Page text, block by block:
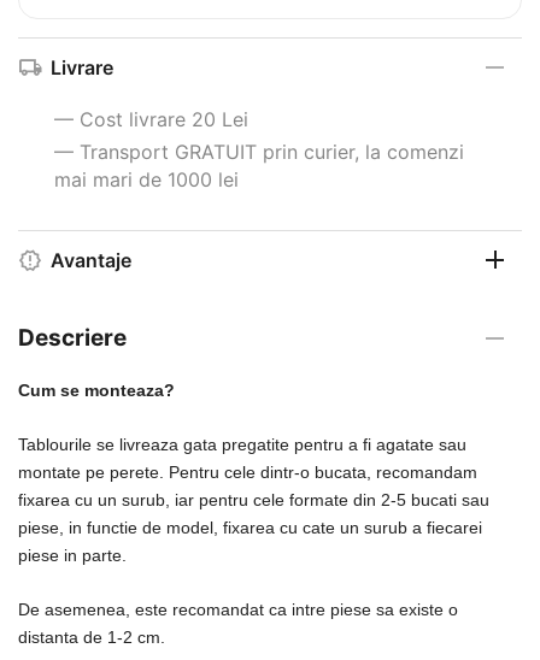
Livrare
— Cost livrare 20 Lei
— Transport GRATUIT prin curier, la comenzi
mai mari de 1000 lei
Avantaje
Descriere
Cum se monteaza?
Tablourile se livreaza gata pregatite pentru a fi agatate sau
montate pe perete. Pentru cele dintr-o bucata, recomandam
fixarea cu un surub, iar pentru cele formate din 2-5 bucati sau
piese, in functie de model, fixarea cu cate un surub a fiecarei
piese in parte.
De asemenea, este recomandat ca intre piese sa existe o
distanta de 1-2 cm.